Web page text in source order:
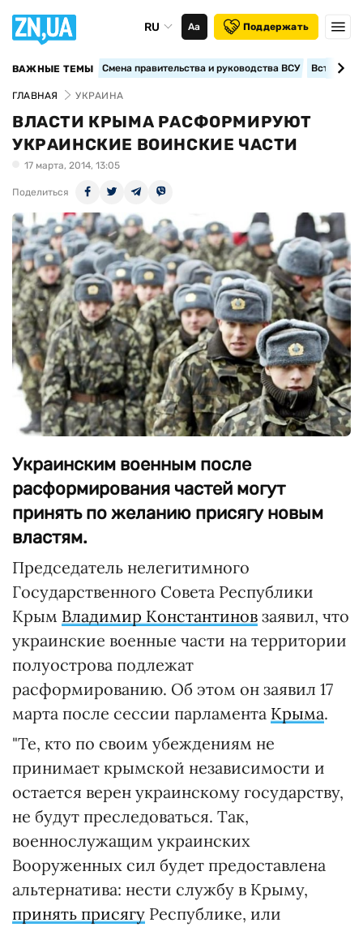
RU Аа Поддержать
ВАЖНЫЕ ТЕМЫ Смена правительства и руководства ВСУ
ГЛАВНАЯ УКРАИНА
ВЛАСТИ КРЫМА РАСФОРМИРУЮТ
УКРАИНСКИЕ ВОИНСКИЕ ЧАСТИ
17 марта, 2014, 13:05
Поделиться
Украинским военным после
расформирования частей могут
принять по желанию присягу новым
властям.
Председатель нелегитимного
Государственного Совета Республики
Крым Владимир Константинов заявил, что
украинские военные части на территории
полуострова подлежат
расформированию. Об этом он заявил 17
марта после сессии парламента Крыма.
"Те, кто по своим убеждениям не
принимает крымской независимости и
остается верен украинскому государству,
не будут преследоваться. Так,
военнослужащим украинских
Вооруженных сил будет предоставлена
альтернатива: нести службу в Крыму,
принять присягу Республике, или